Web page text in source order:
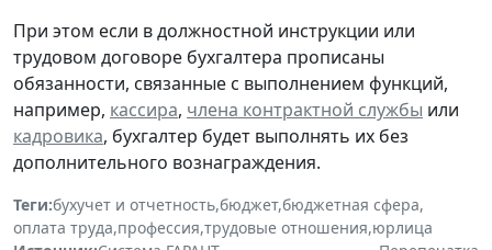
При этом если в должностной инструкции или
трудовом договоре бухгалтера прописаны
обязанности, связанные с выполнением функций,
например, кассира, члена контрактной службы или
кадровика, бухгалтер будет выполнять их без
дополнительного вознаграждения.
Теги:бухучет и отчетность,бюджет,бюджетная сфера,
оплата труда,профессия,трудовые отношения,юрлица